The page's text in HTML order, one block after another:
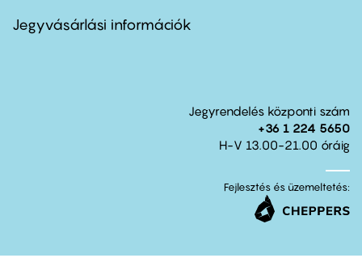
second
Jegyvásárlási információk
Jegyrendelés központi szám
+36 1 224 5650
H-V 13.00-21.00 óráig
Fejlesztés és üzemeltetés: